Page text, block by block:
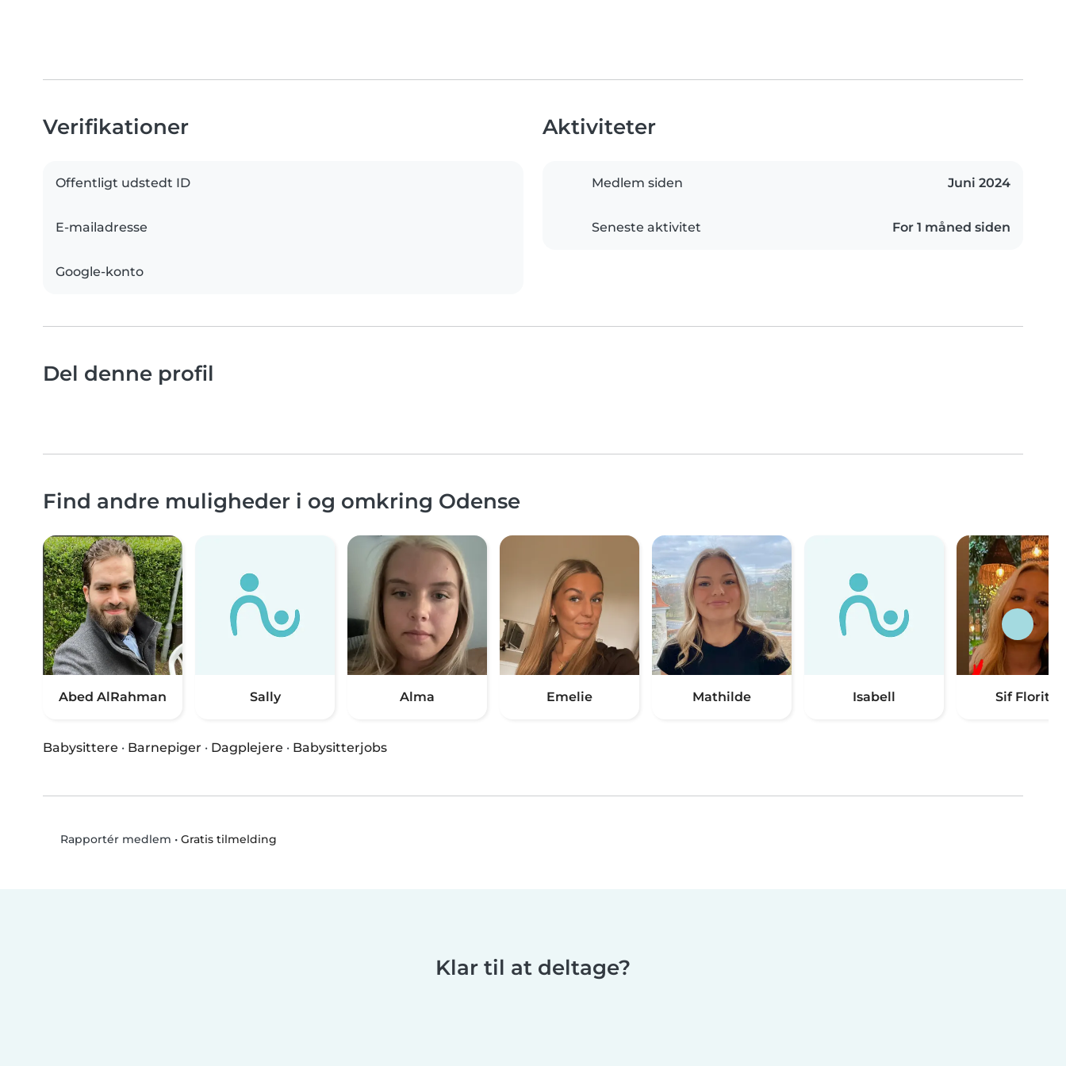
Verifikationer
Offentligt udstedt ID
E-mailadresse
Google-konto
Aktiviteter
Medlem siden Juni 2024
Seneste aktivitet For 1 måned siden
Del denne profil
Find andre muligheder i og omkring Odense
Abed AlRahman Sally Alma Emelie Mathilde Isabell Sif Florita
Babysittere · Barnepiger · Dagplejere · Babysitterjobs
Rapportér medlem • Gratis tilmelding
Klar til at deltage?